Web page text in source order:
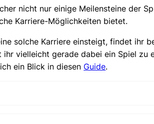
nicht nur einige Meilensteine der
Karriere-Möglichkeiten bietet.
solche Karriere einsteigt, findet ihr
ihr vielleicht gerade dabei ein Spiel zu
ein Blick in diesen Guide.